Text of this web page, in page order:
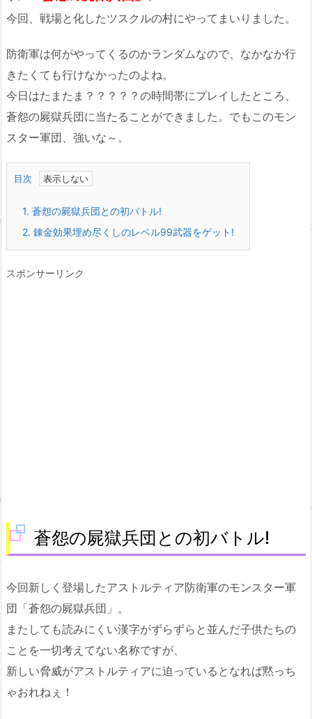
今回、戦場と化したツスクルの村にやってまいりました。
防衛軍は何がやってくるのかランダムなので、なかなか行
きたくても行けなかったのよね。
今日はたまたま？？？？？の時間帯にプレイしたところ、
蒼怨の屍獄兵団に当たることができました。でもこのモン
スター軍団、強いな～。
目次
1. 蒼怨の屍獄兵団との初バトル!
2. 錬金効果埋め尽くしのレベル99武器をゲット!
スポンサーリンク
蒼怨の屍獄兵団との初バトル!
今回新しく登場したアストルティア防衛軍のモンスター軍
団「蒼怨の屍獄兵団」。
またしても読みにくい漢字がずらずらと並んだ子供たちの
ことを一切考えてない名称ですが、
新しい脅威がアストルティアに迫っているとなれば黙っち
ゃおれねぇ！